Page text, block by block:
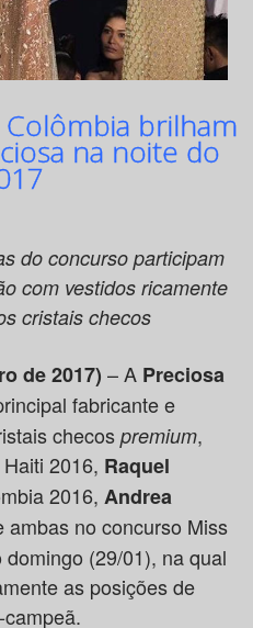
Colômbia brilham
na noite do
do concurso participam
com vestidos ricamente
cristais checos
de 2017) – A Preciosa
fabricante e
checospremium,
2016, Raquel
2016, Andrea
ambas no concurso Miss
(29/01), na qual
as posições de